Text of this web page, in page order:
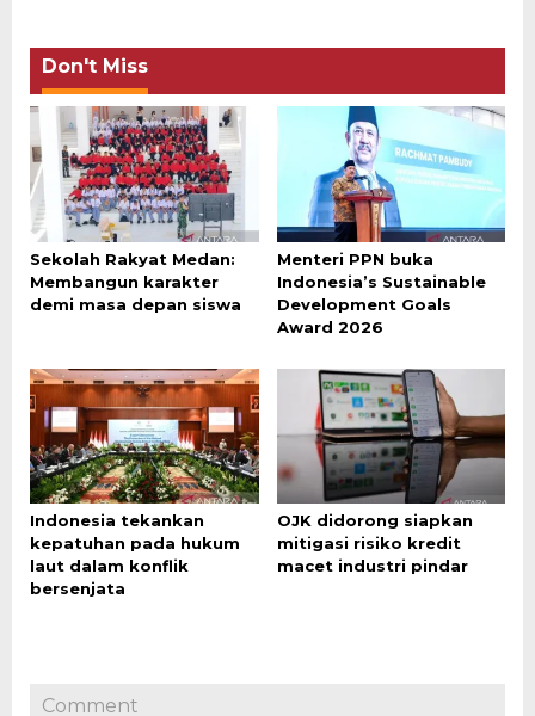
Don't Miss
Sekolah Rakyat Medan:
Membangun karakter
demi masa depan siswa
Menteri PPN buka
Indonesia’s Sustainable
Development Goals
Award 2026
Indonesia tekankan
kepatuhan pada hukum
laut dalam konflik
bersenjata
OJK didorong siapkan
mitigasi risiko kredit
macet industri pindar
Comment